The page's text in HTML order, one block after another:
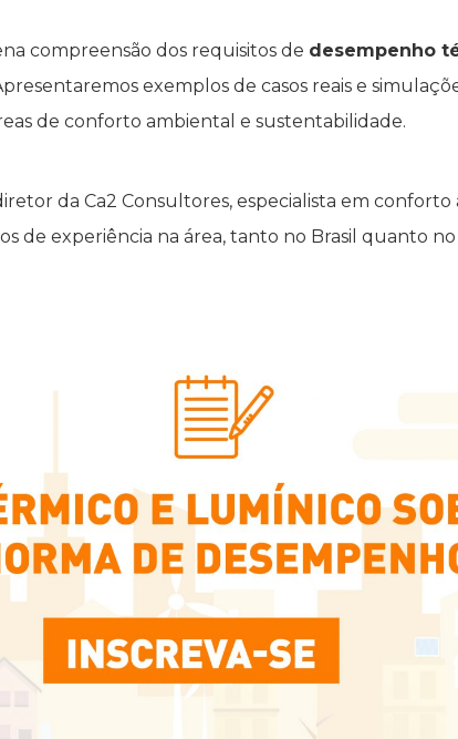
compreensão dos requisitos de desempenho
exemplos de casos reais e
de conforto ambiental e sustentabilidade.
da Ca2 Consultores, especialista em
de experiência na área, tanto no Brasil quanto